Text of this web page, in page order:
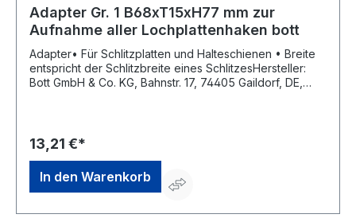
Adapter Gr. 1 B68xT15xH77 mm zur
Aufnahme aller Lochplattenhaken bott
Adapter• Für Schlitzplatten und Halteschienen • Breite
entspricht der Schlitzbreite eines SchlitzesHersteller:
Bott GmbH & Co. KG, Bahnstr. 17, 74405 Gaildorf, DE,
13,21 €*
In den Warenkorb